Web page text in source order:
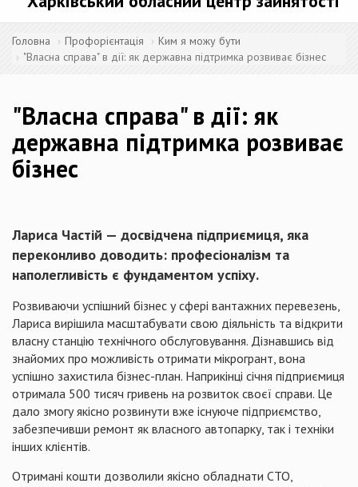
Головна Профорієнтація
Ким я можу бути
"Власна справа" в дії: як державна підтримка розвиває бізнес
"Власна справа" в дії: як
державна підтримка розвиває
бізнес
Лариса Частій — досвідчена підприємиця, яка
переконливо доводить: професіоналізм та
наполегливість є фундаментом успіху.
Розвиваючи успішний бізнес у сфері вантажних перевезень,
Лариса вирішила масштабувати свою діяльність та відкрити
власну станцію технічного обслуговування. Дізнавшись від
знайомих про можливість отримати мікрогрант, вона
успішно захистила бізнес-план. Наприкінці січня підприємиця
отримала 500 тисяч гривень на розвиток своєї справи. Це
дало змогу якісно розвинути вже існуюче підприємство,
забезпечивши ремонт як власного автопарку, так і техніки
інших клієнтів.
Отримані кошти дозволили якісно обладнати СТО,